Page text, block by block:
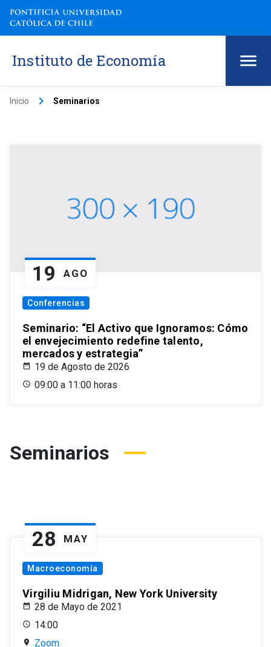
Instituto de Economía
Inicio keyboard_arrow_right Seminarios
19 AGO
Conferencias
Seminario: “El Activo que Ignoramos: Cómo
el envejecimiento redefine talento,
mercados y estrategia”
19 de Agosto de 2026
09:00 a 11:00 horas
Seminarios
28 MAY
Macroeconomía
Virgiliu Midrigan, New York University
28 de Mayo de 2021
14:00
Zoom